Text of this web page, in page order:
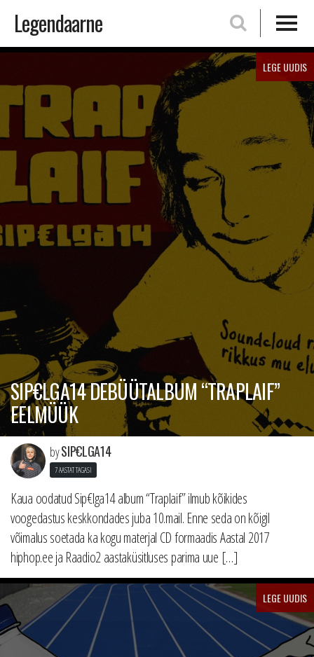
Skip
content
Legendaarne
LEGE UUDIS
SIP€LGA14 DEBÜÜTALBUM “TRAPLAIF”
EELMÜÜK
bySIP€LGA14
7 AASTAT TAGASI
Kaua oodatud Sip€lga14 album “Traplaif” ilmub kõikides
voogedastus keskkondades juba 10.mail. Enne seda on kõigil
võimalus soetada ka kogu materjal CD formaadis Aastal 2017
hiphop.ee ja Raadio2 aastaküsitluses parima uue […]
LEGE UUDIS